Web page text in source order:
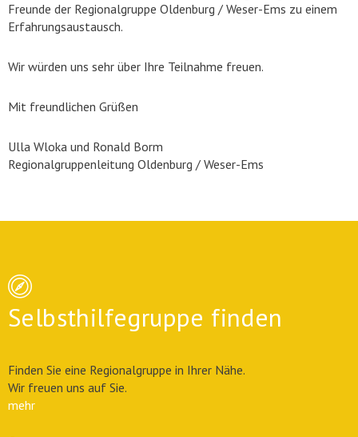
Freunde der Regionalgruppe Oldenburg / Weser-Ems zu einem
Erfahrungsaustausch.
Wir würden uns sehr über Ihre Teilnahme freuen.
Mit freundlichen Grüßen
Ulla Wloka und Ronald Borm
Regionalgruppenleitung Oldenburg / Weser-Ems
Selbsthilfegruppe finden
Finden Sie eine Regionalgruppe in Ihrer Nähe.
Wir freuen uns auf Sie.
mehr